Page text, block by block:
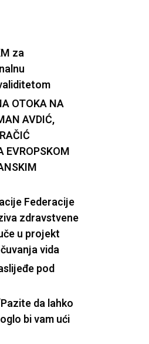
za
OTOKA NA
AVDIĆ,
EVROPSKOM
Federacije
zdravstvene
u projekt
vida
pod
da lahko
bi vam ući